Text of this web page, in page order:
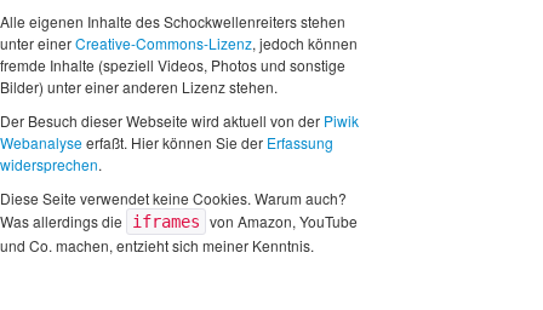
Alle eigenen Inhalte des Schockwellenreiters stehen
unter einerCreative-Commons-Lizenz, jedoch können
fremde Inhalte (speziell Videos, Photos und sonstige
Bilder) unter einer anderen Lizenz stehen.
Der Besuch dieser Webseite wird aktuell von der Piwik
Webanalyseerfaßt. Hier können Sie der Erfassung
widersprechen.
Diese Seite verwendet keine Cookies. Warum auch?
Was allerdings die
iframes von Amazon, YouTube
und Co. machen, entzieht sich meiner Kenntnis.